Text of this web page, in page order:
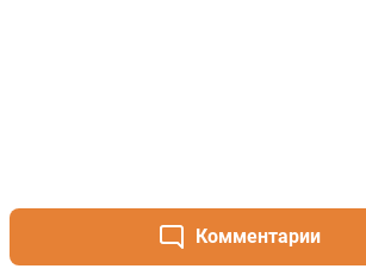
Комментарии